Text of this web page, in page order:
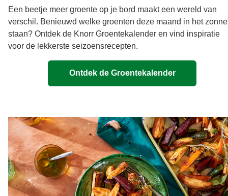
Een beetje meer groente op je bord maakt een wereld van
verschil. Benieuwd welke groenten deze maand in het
staan? Ontdek de Knorr Groentekalender en vind inspiratie
voor de lekkerste seizoensrecepten.
Ontdek de Groentekalender